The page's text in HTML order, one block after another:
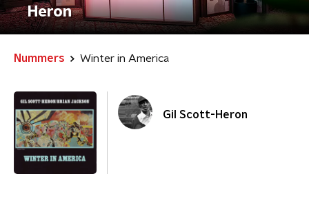
Heron
Nummers Winter in America
Gil Scott-Heron